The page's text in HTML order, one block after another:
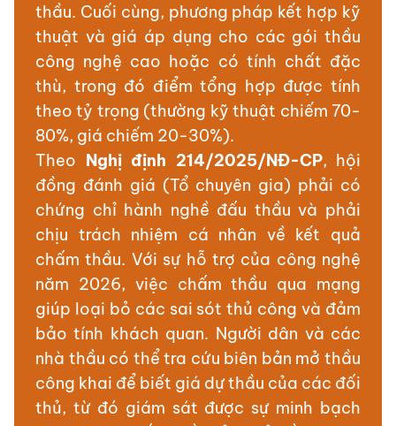
thầu. Cuối cùng, phương pháp kết hợp kỹ
thuật và giá áp dụng cho các gói thầu
công nghệ cao hoặc có tính chất đặc
thù, trong đó điểm tổng hợp được tính
theo tỷ trọng (thường kỹ thuật chiếm 70-
80%, giá chiếm 20-30%).
Theo Nghị định 214/2025/NĐ-CP, hội
đồng đánh giá (Tổ chuyên gia) phải có
chứng chỉ hành nghề đấu thầu và phải
chịu trách nhiệm cá nhân về kết quả
chấm thầu. Với sự hỗ trợ của công nghệ
năm 2026, việc chấm thầu qua mạng
giúp loại bỏ các sai sót thủ công và đảm
bảo tính khách quan. Người dân và các
nhà thầu có thể tra cứu biên bản mở thầu
công khai để biết giá dự thầu của các đối
thủ, từ đó giám sát được sự minh bạch